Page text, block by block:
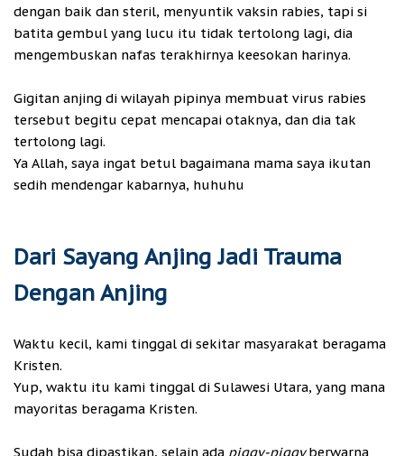
dengan baik dan steril, menyuntik vaksin rabies, tapi si
batita gembul yang lucu itu tidak tertolong lagi, dia
mengembuskan nafas terakhirnya keesokan harinya.
Gigitan anjing di wilayah pipinya membuat virus rabies
tersebut begitu cepat mencapai otaknya, dan dia tak
tertolong lagi.
Ya Allah, saya ingat betul bagaimana mama saya ikutan
sedih mendengar kabarnya, huhuhu
Dari Sayang Anjing Jadi Trauma
Dengan Anjing
Waktu kecil, kami tinggal di sekitar masyarakat beragama
Kristen.
Yup, waktu itu kami tinggal di Sulawesi Utara, yang mana
mayoritas beragama Kristen.
Sudah bisa dipastikan, selain ada piggy-piggyberwarna